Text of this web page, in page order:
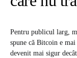
Pentru publicul larg,
spune că Bitcoin e
devenit mai sigur